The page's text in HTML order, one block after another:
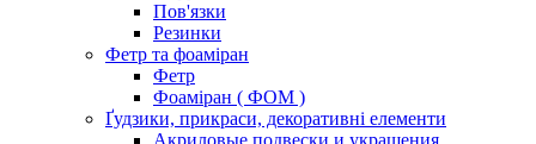
Пов'язки
Резинки
Фетр та фоаміран
Фетр
Фоаміран ( ФОМ )
Ґудзики, прикраси, декоративні елементи
Акриловые подвески и украшения